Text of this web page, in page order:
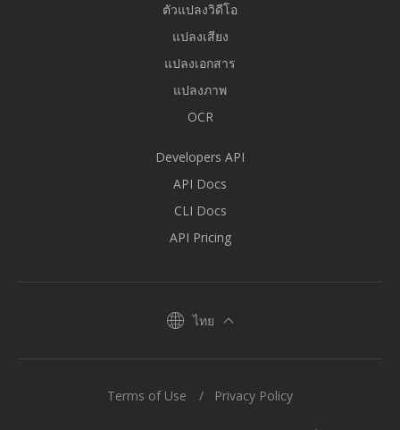
ตัวแปลงวิดีโอ
แปลงเสียง
แปลงเอกสาร
แปลงภาพ
OCR
Developers API
API Docs
CLI Docs
API Pricing
ไทย
Terms of Use Privacy Policy